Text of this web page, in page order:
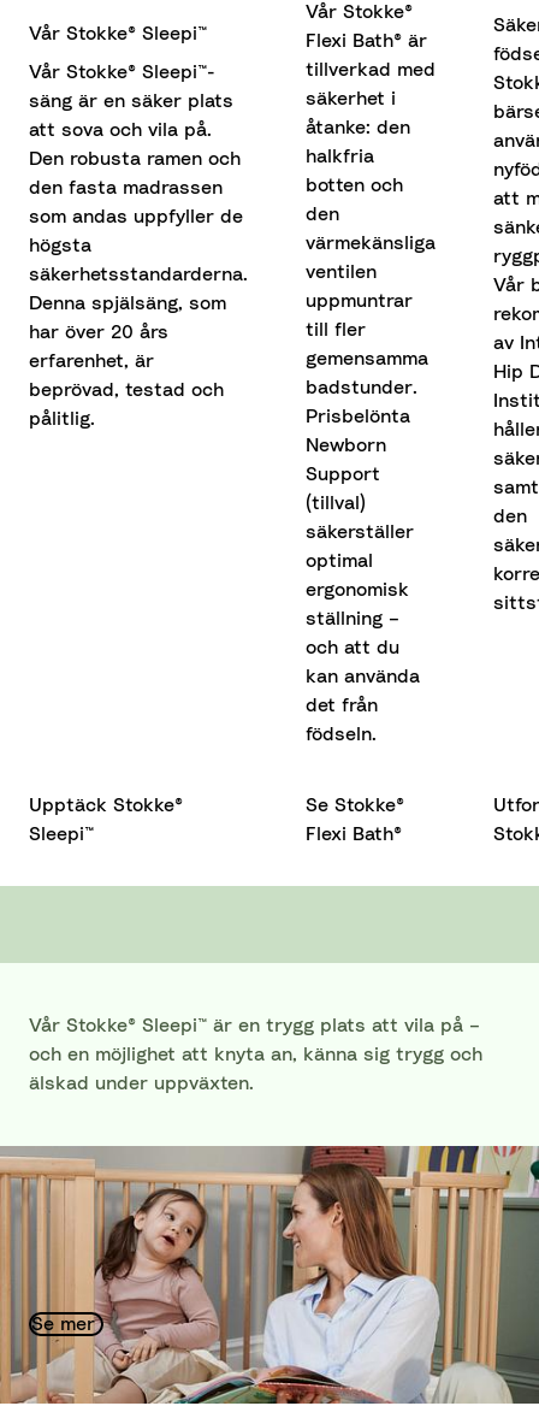
Vår Stokke® Sleepi™
Vår Stokke® Sleepi™-
säng är en säker plats
att sova och vila på.
Den robusta ramen och
den fasta madrassen
som andas uppfyller de
högsta
säkerhetsstandarderna.
Denna spjälsäng, som
har över 20 års
erfarenhet, är
beprövad, testad och
pålitlig.
Upptäck Stokke®
Sleepi™
Vår Stokke®
Flexi Bath® är
tillverkad med
säkerhet i
åtanke: den
halkfria
botten och
den
värmekänsliga
ventilen
uppmuntrar
till fler
gemensamma
badstunder.
Prisbelönta
Newborn
Support
(tillval)
säkerställer
optimal
ergonomisk
ställning –
och att du
kan använda
det från
födseln.
Se Stokke®
Flexi Bath®
att
Vår
av
Hip
den
Vår Stokke® Sleepi™ är en trygg plats att vila på –
och en möjlighet att knyta an, känna sig trygg och
älskad under uppväxten.
Hållbarhet på Stokke®
Växa upp till en bättre framtid: Hållbarhet är
vägledande när det gäller hur vi producerar och
designar.
Se mer